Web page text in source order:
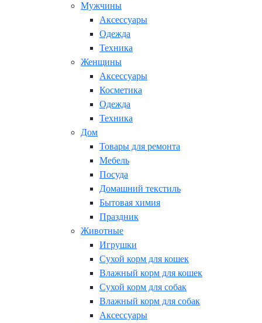
Мужчины
Аксессуары
Одежда
Техника
Женщины
Аксессуары
Косметика
Одежда
Техника
Дом
Товары для ремонта
Мебель
Посуда
Домашний текстиль
Бытовая химия
Праздник
Животные
Игрушки
Сухой корм для кошек
Влажный корм для кошек
Сухой корм для собак
Влажный корм для собак
Аксессуары